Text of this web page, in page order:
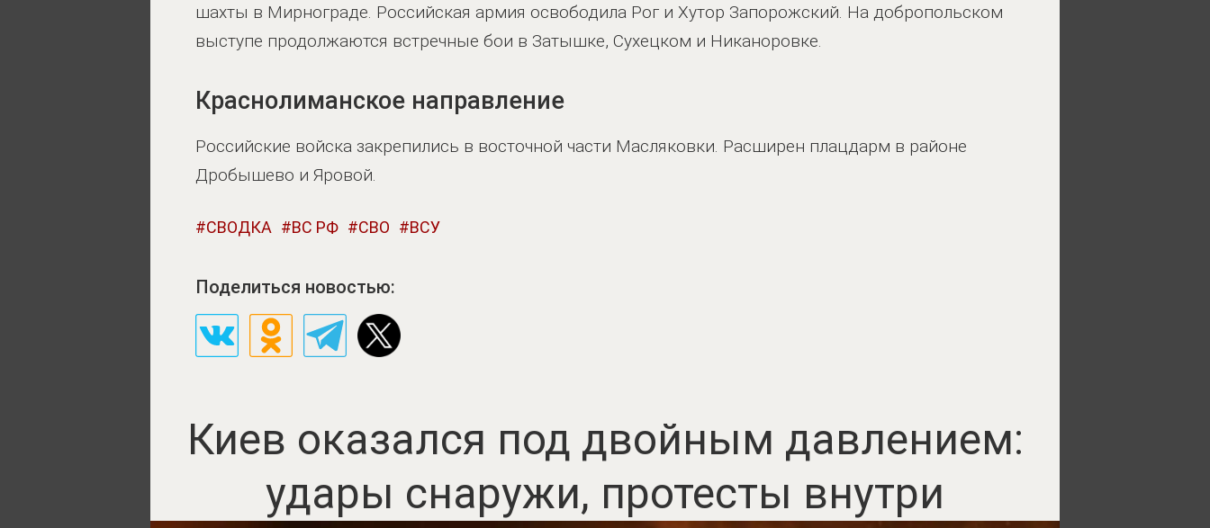
шахты в Мирнограде. Российская армия освободила Рог и Хутор Запорожский. На добропольском
выступе продолжаются встречные бои в Затышке, Сухецком и Никаноровке.
Краснолиманское направление
Российские войска закрепились в восточной части Масляковки. Расширен плацдарм в районе
Дробышево и Яровой.
СВОДКА ВС РФ СВО ВСУ
Поделиться новостью:
Киев оказался под двойным давлением:
удары снаружи, протесты внутри